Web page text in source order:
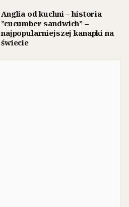
Anglia od kuchni – historia
”cucumber sandwich” –
najpopularniejszej kanapki na
świecie